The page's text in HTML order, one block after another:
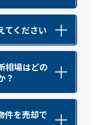
てください
相場はどの
？
件を売却で